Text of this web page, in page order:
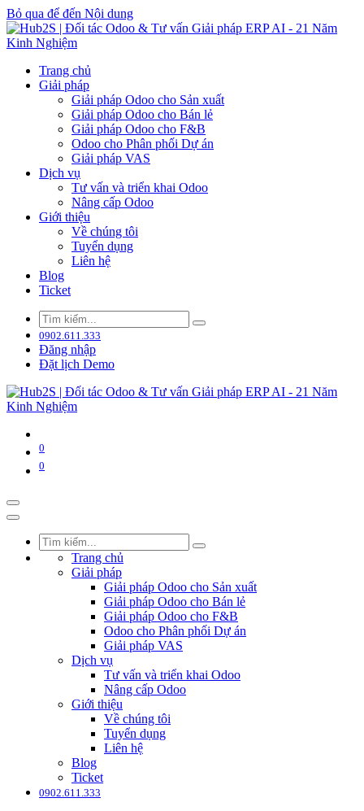
Bỏ qua để đến Nội dung
Trang chủ
Giải pháp
Giải pháp Odoo cho Sản xuất
Giải pháp Odoo cho Bán lẻ
Giải pháp Odoo cho F&B
Odoo cho Phân phối Dự án
Giải pháp VAS
Dịch vụ
Tư vấn và triển khai Odoo
Nâng cấp Odoo
Giới thiệu
Về chúng tôi
Tuyển dụng
Liên hệ
Blog
Ticket
0902.611.333
Đăng nhập
Đặt lịch Demo
0
0
Trang chủ
Giải pháp
Giải pháp Odoo cho Sản xuất
Giải pháp Odoo cho Bán lẻ
Giải pháp Odoo cho F&B
Odoo cho Phân phối Dự án
Giải pháp VAS
Dịch vụ
Tư vấn và triển khai Odoo
Nâng cấp Odoo
Giới thiệu
Về chúng tôi
Tuyển dụng
Liên hệ
Blog
Ticket
0902.611.333